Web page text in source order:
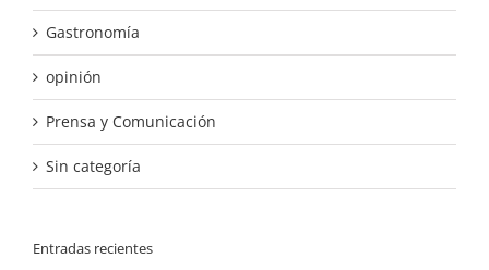
Gastronomía
opinión
Prensa y Comunicación
Sin categoría
Entradas recientes